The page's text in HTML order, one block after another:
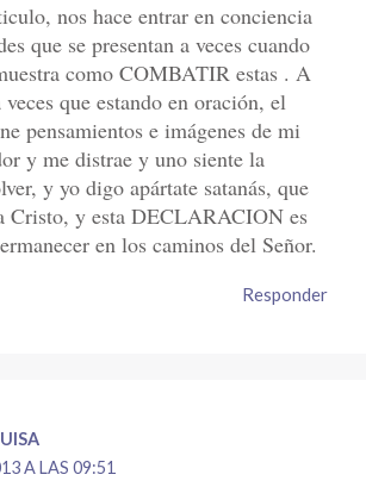
nos hace entrar en conciencia
que se presentan a veces cuando
como COMBATIR estas . A
que estando en oración, el
pensamientos e imágenes de mi
y me distrae y uno siente la
y yo digo apártate satanás, que
Cristo, y esta DECLARACION es
en los caminos del Señor.
Responder
A LAS 09:51